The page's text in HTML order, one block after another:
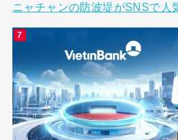
ニャチャンの防波堤がSNSで人